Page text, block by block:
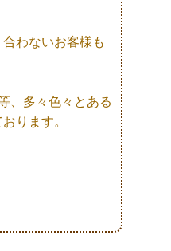
わないお客様も
、多々色々とある
ります。